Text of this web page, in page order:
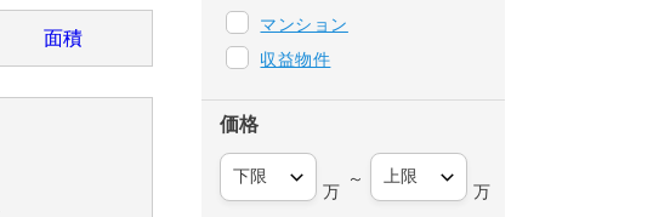
面積
マンション
収益物件
価格
万
～
万